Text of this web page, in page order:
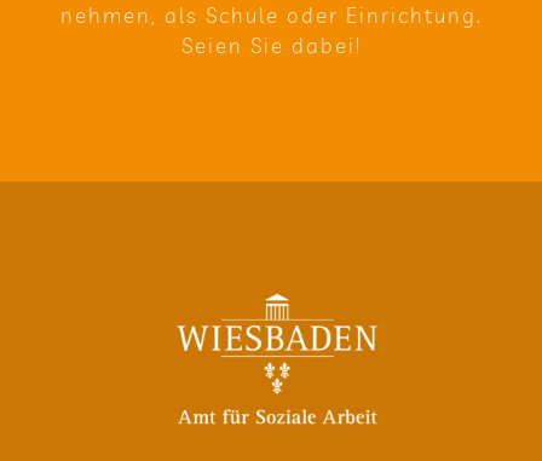
neh­men, als Schule oder Ein­rich­tung.
Seien Sie dabei!